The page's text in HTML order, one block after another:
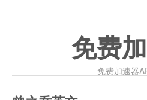
免费
免费加速器